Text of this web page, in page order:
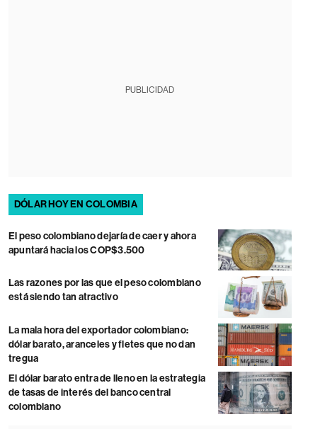
PUBLICIDAD
DÓLAR HOY EN COLOMBIA
El peso colombiano dejaría de caer y ahora
apuntará hacia los COP$3.500
Las razones por las que el peso colombiano
está siendo tan atractivo
La mala hora del exportador colombiano:
dólar barato, aranceles y fletes que no dan
tregua
El dólar barato entra de lleno en la estrategia
de tasas de interés del banco central
colombiano